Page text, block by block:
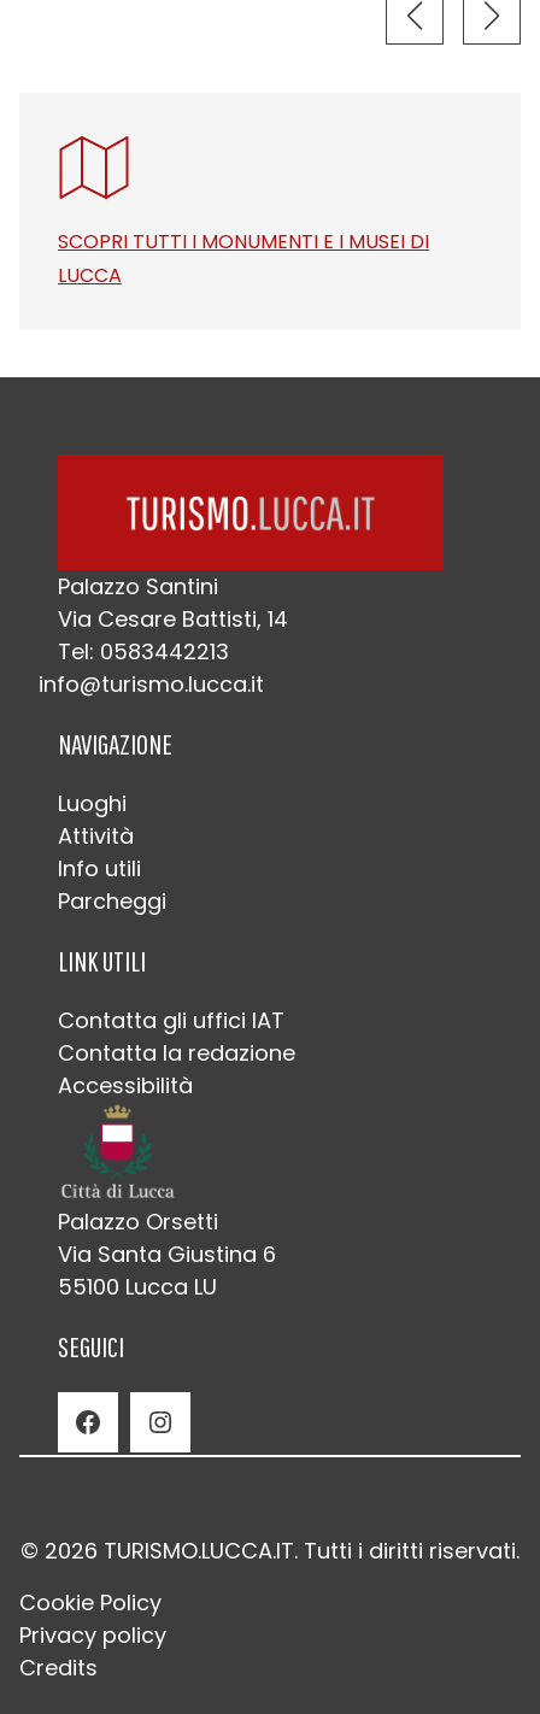
SCOPRI TUTTI I MONUMENTI E I MUSEI DI
LUCCA
Palazzo Santini
Via Cesare Battisti, 14
Tel: 0583442213
info@turismo.lucca.it
NAVIGAZIONE
Luoghi
Attività
Info utili
Parcheggi
LINK UTILI
Contatta gli uffici IAT
Contatta la redazione
Accessibilità
Palazzo Orsetti
Via Santa Giustina 6
55100 Lucca LU
SEGUICI
Facebook Instagram
© 2026 TURISMO.LUCCA.IT. Tutti i diritti riservati.
Cookie Policy
Privacy policy
Credits